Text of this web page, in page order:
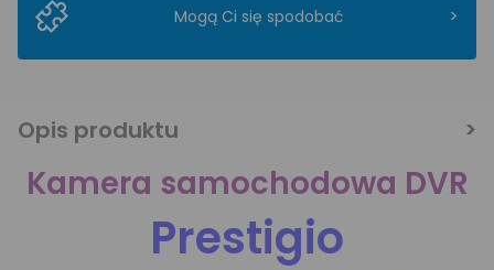
Mogą Ci się spodobać >
Opis produktu
Kamera samochodowa DVR
Prestigio